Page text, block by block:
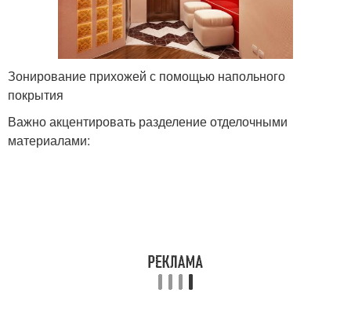
Зонирование прихожей с помощью напольного
покрытия
Важно акцентировать разделение отделочными
материалами: